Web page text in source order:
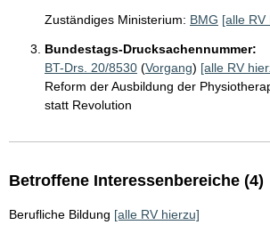
Zuständiges Ministerium: BMG [alle RV
Bundestags-Drucksachennummer:
BT-Drs. 20/8530 (Vorgang) [alle RV
Reform der Ausbildung der
statt Revolution
Betroffene Interessenbereiche (4)
Berufliche Bildung [alle RV hierzu]